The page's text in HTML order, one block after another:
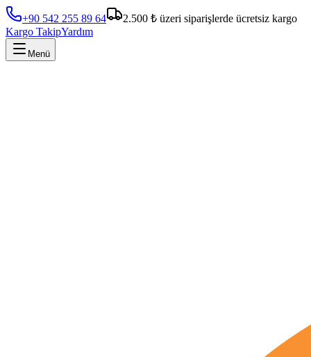
+90 542 255 89 64
2.500 ₺ üzeri siparişlerde ücretsiz kargo
Kargo TakipYardım
Menü